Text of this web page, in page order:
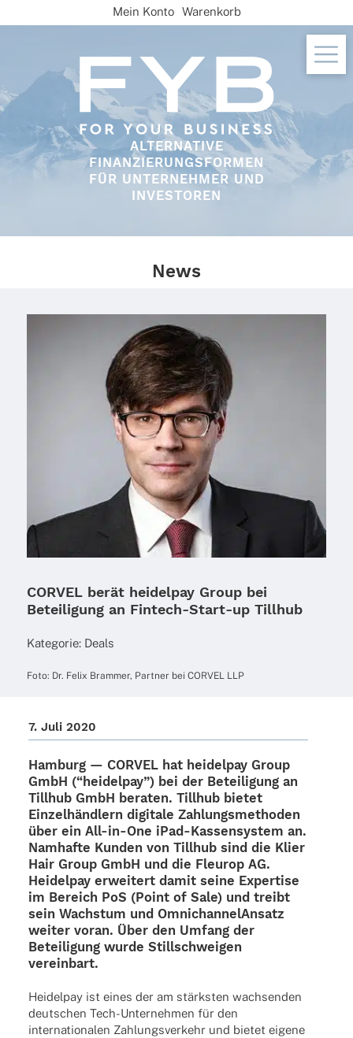
to
ALTERNATIVE
FINANZIERUNGSFORMEN
FÜR UNTERNEHMER UND
INVESTOREN
Mein Konto Warenkorb
News
CORVEL berät heidelpay Group bei
Beteiligung an Fintech-Start-up Tillhub
Kate­go­rie: Deals
Foto: Dr. Felix Brammer, Part­ner bei CORVEL LLP
7. Juli 2020
Hamburg — CORVELhat heidel­pay Group
GmbH (“heidel­pay”) bei der Betei­li­gung an
Till­hubGmbH bera­ten. Till­hub bietet
Einzel­händ­lern digi­tale Zahlungs­me­tho­den
über ein All-in-One iPad-Kassen­­­sys­­tem an.
Namhafte Kunden von Till­hub sind die Klier
Hair Group GmbH und die Fleu­rop AG.
Heidel­pay erwei­tert damit seine Exper­tise
im Bereich PoS (Point of Sale) und treibt
sein Wachs­tum und Omnich­an­nel­An­satz
weiter voran. Über den Umfang der
Betei­li­gung wurde Still­schwei­gen
vereinbart.
Heidel­pay ist eines der am stärks­ten wach­sen­den
deut­schen Tech-Unter­­neh­­men für den
inter­na­tio­na­len Zahlungs­ver­kehr und bietet eigene